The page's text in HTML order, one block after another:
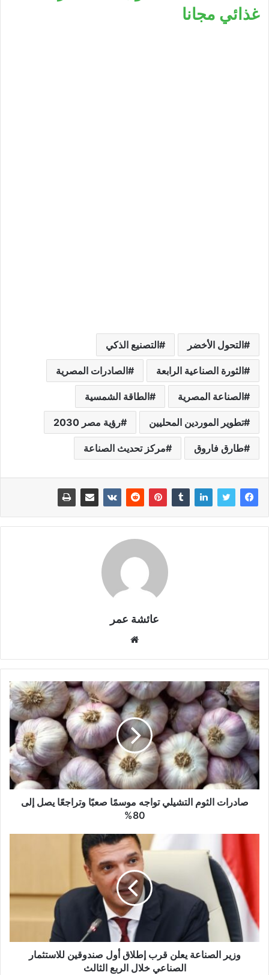
غذائي مجانا
التحول الأخضر التصنيع الذكي
الثورة الصناعية الرابعة الصادرات المصرية
الصناعة المصرية الطاقة الشمسية
تطوير الموردين المحليين رؤية مصر 2030
طارق فاروق مركز تحديث الصناعة
عائشة عمر
صادرات الثوم التشيلي تواجه موسمًا صعبًا وتراجعًا يصل إلى
80%
وزير الصناعة يعلن قرب إطلاق أول صندوقين للاستثمار
الصناعي خلال الربع الثالث